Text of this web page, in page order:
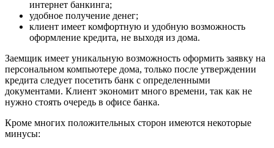
интернет банкинга;
удобное получение денег;
клиент имеет комфортную и удобную возможность
оформление кредита, не выходя из дома.
Заемщик имеет уникальную возможность оформить заявку на
персональном компьютере дома, только после утверждении
кредита следует посетить банк с определенными
документами. Клиент экономит много времени, так как не
нужно стоять очередь в офисе банка.
Кроме многих положительных сторон имеются некоторые
минусы: